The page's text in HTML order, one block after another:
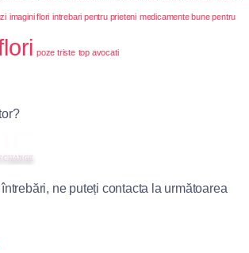
imagini flori intrebari pentru prieteni medicamente bune pentru
poze triste top avocati
ne puteți contacta la următoarea